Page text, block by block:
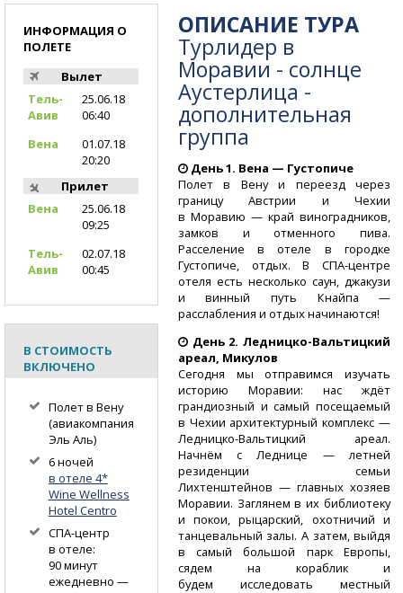
ОПИСАНИЕ ТУРА
Турлидер в
Моравии - солнце
Аустерлица -
дополнительная
группа
День 1. Вена — Густопиче
Полет в Вену и переезд через
границу Австрии и Чехии
в Моравию — край виноградников,
замков и отменного пива.
Расселение в отеле в городке
Густопиче, отдых.В СПА-центре
отеля есть несколько саун, джакузи
и винный путь Кнайпа —
расслабления и отдых начинаются!
День 2.Ледницко-Вальтицкий
ареал, Микулов
Сегодня мы отправимся изучать
историю Моравии: нас ждёт
грандиозный и самый посещаемый
в Чехии архитектурный комплекс —
Ледницко-Вальтицкий ареал.
Начнём с Леднице — летней
резиденции семьи
Лихтенштейнов — главных хозяев
Моравии. Заглянем в их библиотеку
и покои, рыцарский, охотничий и
танцевальный залы. А затем, выйдя
в самый большой парк Европы,
сядем на кораблик и
будем исследовать местный
ИНФОРМАЦИЯ О
ПОЛЕТЕ
Вылет
Тель-
Авив
25.06.18
06:40
Вена
01.07.18
20:20
Прилет
Вена
25.06.18
09:25
Тель-
Авив
02.07.18
00:45
В СТОИМОСТЬ
ВКЛЮЧЕНО
Полет в Вену
(авиакомпания
Эль Аль)
6 ночей
в отеле 4*
Wine Wellness
Hotel Centro
СПА-центр
в отеле:
90 минут
ежедневно —